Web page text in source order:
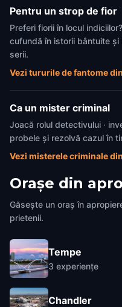
Pentru un strop de fior
Preferi fiorii în locul
cufundă în istorii bântuite
serii.
Vezi tururile de fantome
Ca un mister criminal
Joacă rolul detectivului ·
probele și rezolvă cazul în
Vezi misterele criminale
Orașe din
Găsește un oraș în
prietenii.
Tempe
3 experiențe
Chandler